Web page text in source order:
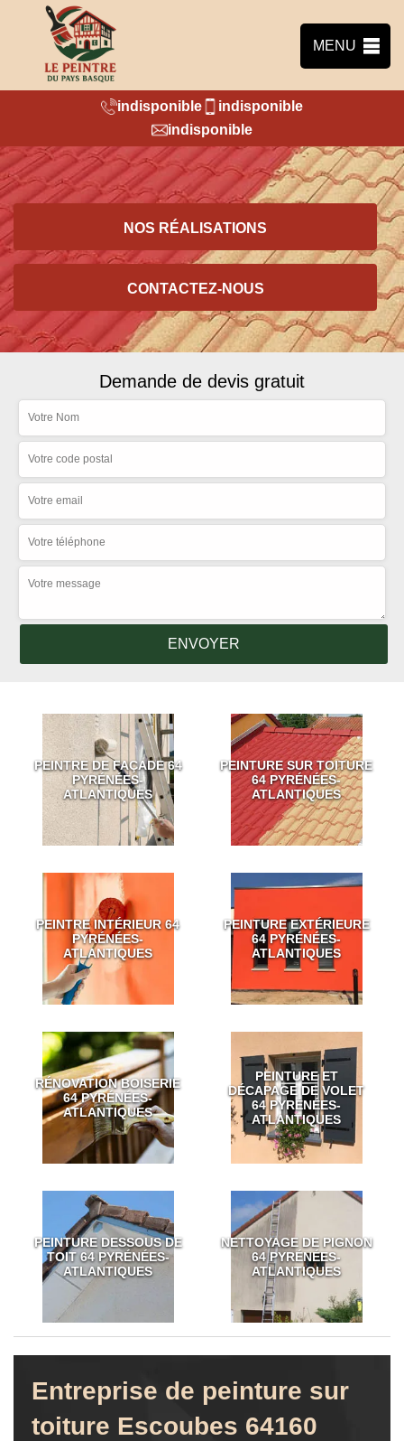
MENU
indisponible
indisponible
indisponible
NOS RÉALISATIONS
CONTACTEZ-NOUS
Demande de devis gratuit
PEINTRE DE FAÇADE 64
PYRÉNÉES-
ATLANTIQUES
PEINTURE SUR TOITURE
64 PYRÉNÉES-
ATLANTIQUES
PEINTRE INTÉRIEUR 64
PYRÉNÉES-
ATLANTIQUES
PEINTURE EXTÉRIEURE
64 PYRÉNÉES-
ATLANTIQUES
RÉNOVATION BOISERIE
64 PYRÉNÉES-
ATLANTIQUES
PEINTURE ET
DÉCAPAGE DE VOLET
64 PYRÉNÉES-
ATLANTIQUES
PEINTURE DESSOUS DE
TOIT 64 PYRÉNÉES-
ATLANTIQUES
NETTOYAGE DE PIGNON
64 PYRÉNÉES-
ATLANTIQUES
Entreprise de peinture sur
toiture Escoubes 64160